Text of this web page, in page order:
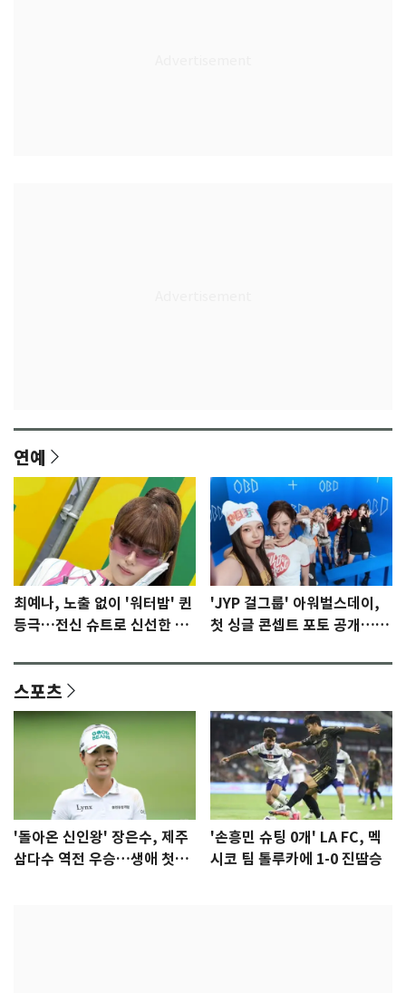
연예
최예나, 노출 없이 '워터밤' 퀸
등극…전신 슈트로 신선한 충
'JYP 걸그룹' 아워벌스데이,
첫 싱글 콘셉트 포토 공개…청
스포츠
'돌아온 신인왕' 장은수, 제주
삼다수 역전 우승…생애 첫승
'손흥민 슈팅 0개' LA FC, 멕
시코 팀 톨루카에 1-0 진땀승